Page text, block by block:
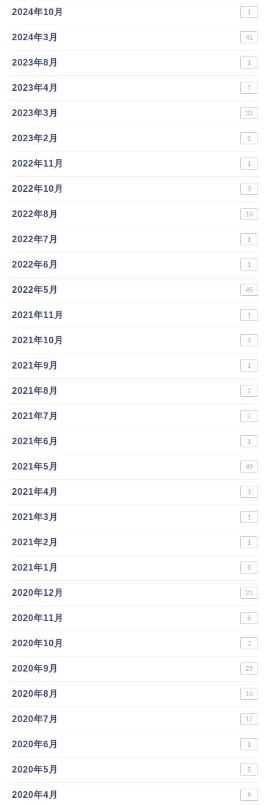
2024年10月 1
2024年3月 41
2023年8月 1
2023年4月 7
2023年3月 33
2023年2月 5
2022年11月 1
2022年10月 3
2022年8月 10
2022年7月 1
2022年6月 1
2022年5月 45
2021年11月 1
2021年10月 4
2021年9月 1
2021年8月 2
2021年7月 2
2021年6月 1
2021年5月 49
2021年4月 3
2021年3月 1
2021年2月 1
2021年1月 6
2020年12月 21
2020年11月 6
2020年10月 3
2020年9月 23
2020年8月 10
2020年7月 17
2020年6月 1
2020年5月 5
2020年4月 8